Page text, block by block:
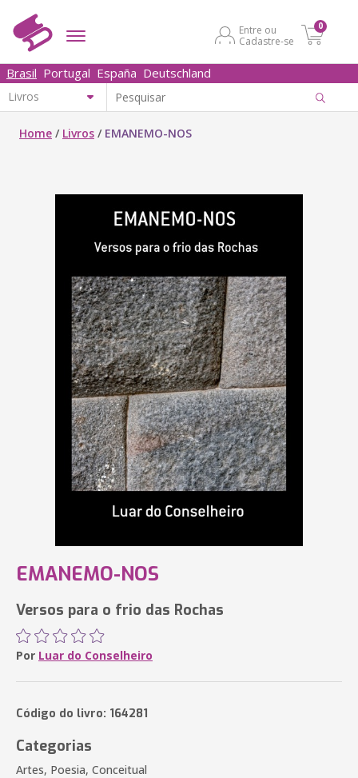
Entre ou
Cadastre-se
0
Brasil Portugal España Deutschland
Home / Livros / EMANEMO-NOS
EMANEMO-NOS
Versos para o frio das Rochas
Por Luar do Conselheiro
Código do livro: 164281
Categorias
Artes, Poesia, Conceitual